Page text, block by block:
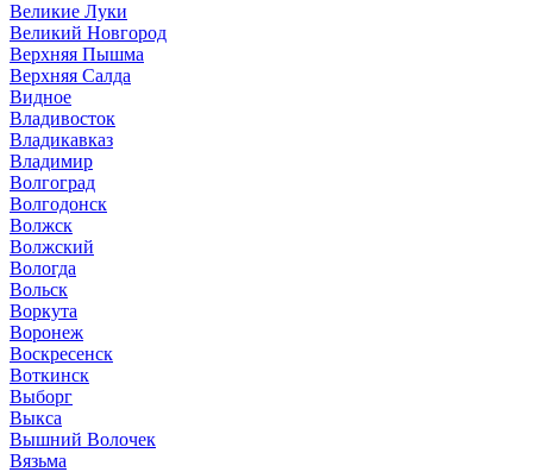
Великие Луки
Великий Новгород
Верхняя Пышма
Верхняя Салда
Видное
Владивосток
Владикавказ
Владимир
Волгоград
Волгодонск
Волжск
Волжский
Вологда
Вольск
Воркута
Воронеж
Воскресенск
Воткинск
Выборг
Выкса
Вышний Волочек
Вязьма